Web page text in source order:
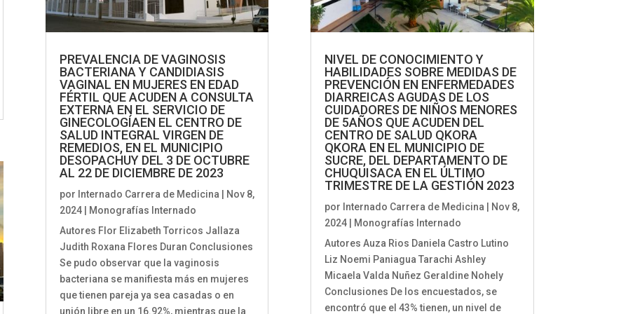
PREVALENCIA DE VAGINOSIS
BACTERIANA Y CANDIDIASIS
VAGINAL EN MUJERES EN EDAD
FÉRTIL QUE ACUDEN A CONSULTA
EXTERNA EN EL SERVICIO DE
GINECOLOGÍAEN EL CENTRO DE
SALUD INTEGRAL VIRGEN DE
REMEDIOS, EN EL MUNICIPIO
DESOPACHUY DEL 3 DE OCTUBRE
AL 22 DE DICIEMBRE DE 2023
por Internado Carrera de Medicina | Nov 8,
2024| Monografías Internado
Autores Flor Elizabeth Torricos Jallaza
Judith Roxana Flores Duran Conclusiones
Se pudo observar que la vaginosis
bacteriana se manifiesta más en mujeres
que tienen pareja ya sea casadas o en
unión libre en un 16.92%, mientras que la
NIVEL DE CONOCIMIENTO Y
HABILIDADES SOBRE MEDIDAS DE
PREVENCIÓN EN ENFERMEDADES
DIARREICAS AGUDAS DE LOS
CUIDADORES DE NIÑOS MENORES
DE 5AÑOS QUE ACUDEN DEL
CENTRO DE SALUD QKORA
QKORA EN EL MUNICIPIO DE
SUCRE, DEL DEPARTAMENTO DE
CHUQUISACA EN EL ÚLTIMO
TRIMESTRE DE LA GESTIÓN 2023
por Internado Carrera de Medicina | Nov 8,
2024| Monografías Internado
Autores Auza Rios Daniela Castro Lutino
Liz Noemi Paniagua Tarachi Ashley
Micaela Valda Nuñez Geraldine Nohely
Conclusiones De los encuestados, se
encontró que el 43% tienen, un nivel de